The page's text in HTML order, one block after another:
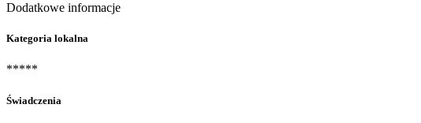
Dodatkowe informacje
Kategoria lokalna
*****
Świadczenia